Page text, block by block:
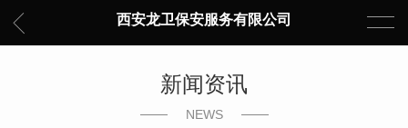
西安龙卫保安服务有限公司
新闻资讯
NEWS